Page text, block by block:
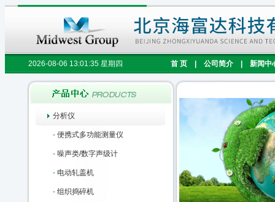
2026-08-06 13:01:35 星期四 首 页 公司简介 新闻中
分析仪
- 便携式多功能测量仪
- 噪声类/数字声级计
- 电动轧盖机
- 组织捣碎机